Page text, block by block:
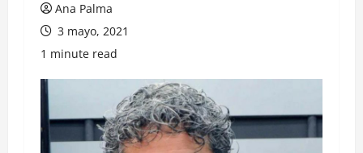
Ana Palma
3 mayo, 2021
1 minute read